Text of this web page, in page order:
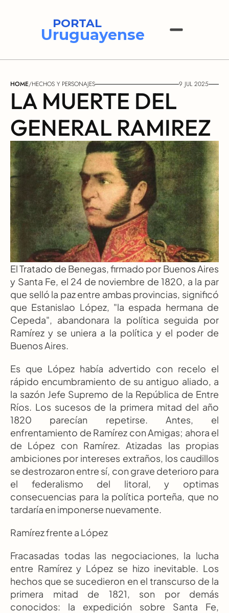
PORTAL
Uruguayense
HOME/HECHOS Y PERSONAJES 9 JUL 2025
LA MUERTE DEL
GENERAL RAMIREZ
El Tratado de Benegas, firmado por Buenos Aires
y Santa Fe, el 24 de noviembre de 1820, a la par
que selló la paz entre ambas provincias, significó
que Estanislao López, "la espada hermana de
Cepeda", abandonara la política seguida por
Ramírez y se uniera a la política y el poder de
Buenos Aires.
Es que López había advertido con recelo el
rápido encumbramiento de su antiguo aliado, a
la sazón Jefe Supremo de la República de Entre
Ríos. Los sucesos de la primera mitad del año
1820 parecían repetirse. Antes, el
enfrentamiento de Ramírez con Amigas; ahora el
de López con Ramírez. Atizadas las propias
ambiciones por intereses extraños, los caudillos
se destrozaron entre sí, con grave deterioro para
el federalismo del litoral, y optimas
consecuencias para la política porteña, que no
tardaría en imponerse nuevamente.
Ramírez frente a López
Fracasadas todas las negociaciones, la lucha
entre Ramírez y López se hizo inevitable. Los
hechos que se sucedieron en el transcurso de la
primera mitad de 1821, son por demás
conocidos: la expedición sobre Santa Fe,